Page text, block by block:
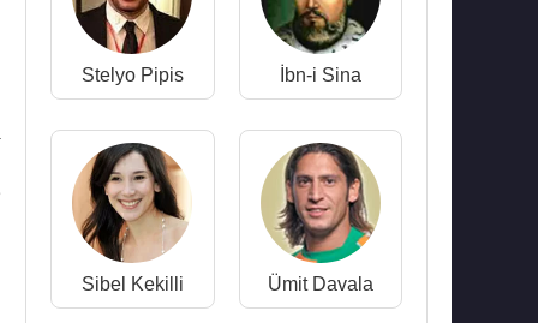
Stelyo Pipis İbn-i Sina
Sibel Kekilli Ümit Davala